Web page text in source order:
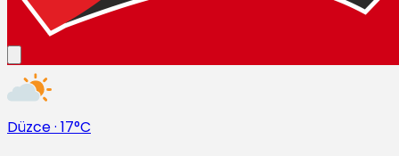
Düzce· 17°C